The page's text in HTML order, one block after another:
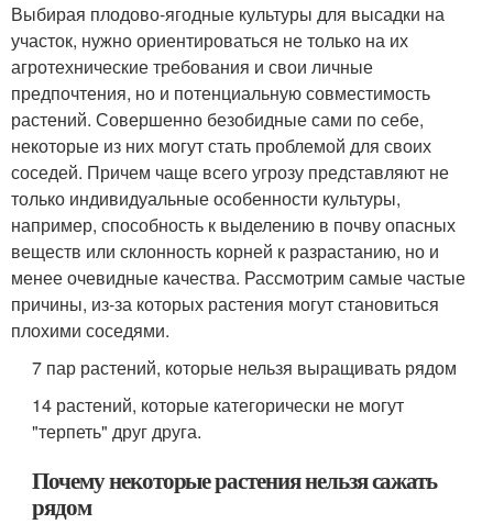
Выбирая плодово-ягодные культуры для высадки на
участок, нужно ориентироваться не только на их
агротехнические требования и свои личные
предпочтения, но и потенциальную совместимость
растений. Совершенно безобидные сами по себе,
некоторые из них могут стать проблемой для своих
соседей. Причем чаще всего угрозу представляют не
только индивидуальные особенности культуры,
например, способность к выделению в почву опасных
веществ или склонность корней к разрастанию, но и
менее очевидные качества. Рассмотрим самые частые
причины, из-за которых растения могут становиться
плохими соседями.
7 пар растений, которые нельзя выращивать рядом
14 растений, которые категорически не могут
"терпеть" друг друга.
Почему некоторые растения нельзя сажать
рядом